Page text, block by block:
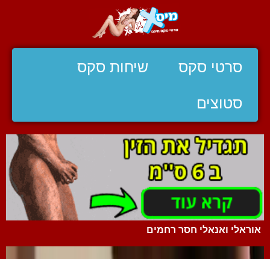
סרטי סקס שיחות סקס
סטוצים
אוראלי ואנאלי חסר רחמים